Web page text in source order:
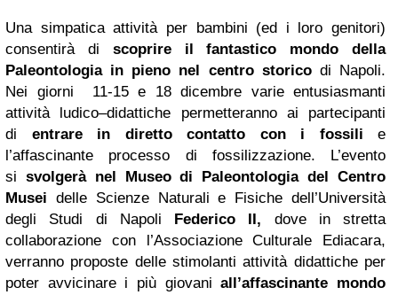
Una simpatica attività per bambini (ed i loro genitori)
consentirà di scoprire il fantastico mondo della
Paleontologia in pieno nel centro storicodi Napoli.
Nei giorni 11-15 e 18 dicembre varie entusiasmanti
attività ludico–didattiche permetteranno ai partecipanti
di entrare in diretto contatto con i fossili e
l’affascinante processo di fossilizzazione. L’evento
si svolgerà nel Museo di Paleontologia del Centro
Musei delle Scienze Naturali e Fisiche dell’Università
degli Studi di Napoli Federico II, dove in stretta
collaborazione con l’Associazione Culturale Ediacara,
verranno proposte delle stimolanti attività didattiche per
poter avvicinare i più giovaniall’affascinante mondo